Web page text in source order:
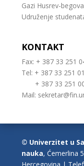
Gazi Husrev-
Udruženje
KONTAKT
Fax: + 387 33 251
Tel: + 387 33 251
+ 387 33 251
Mail:
© Univerzitet u
nauka, Ćemerlina